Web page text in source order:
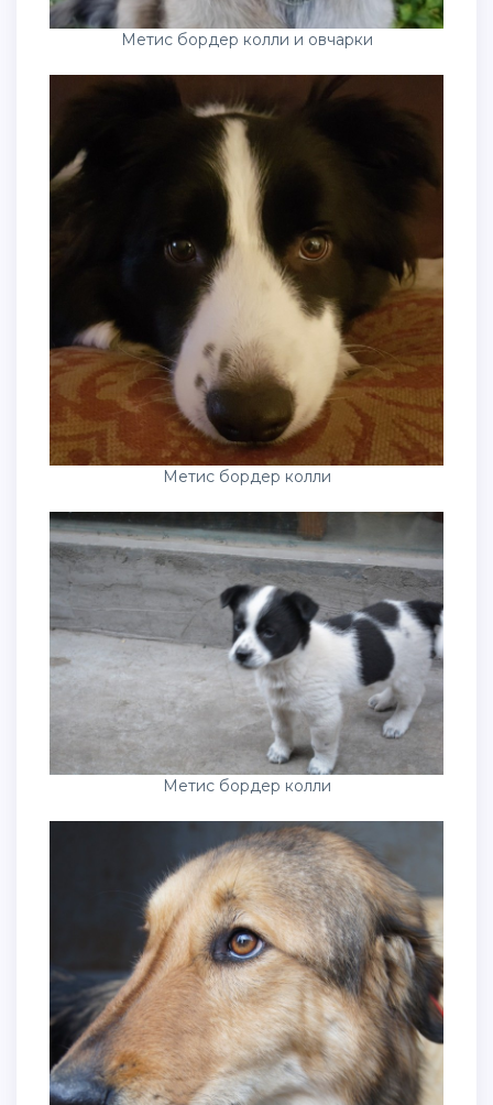
Метис бордер колли и овчарки
Метис бордер колли
Метис бордер колли